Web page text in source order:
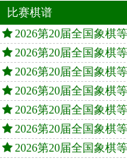
比赛棋谱
2026第20届全国象棋
2026第20届全国象棋
2026第20届全国象棋
2026第20届全国象棋
2026第20届全国象棋
2026第20届全国象棋
2026第20届全国象棋